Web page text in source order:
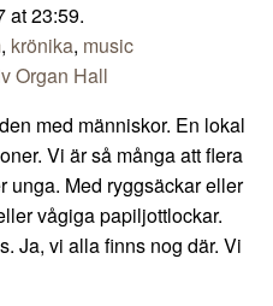
at 23:59.
, krönika, music
Organ Hall
med människor. En lokal
Vi är så många att flera
unga. Med ryggsäckar eller
vågiga papiljottlockar.
Ja, vi alla finns nog där. Vi